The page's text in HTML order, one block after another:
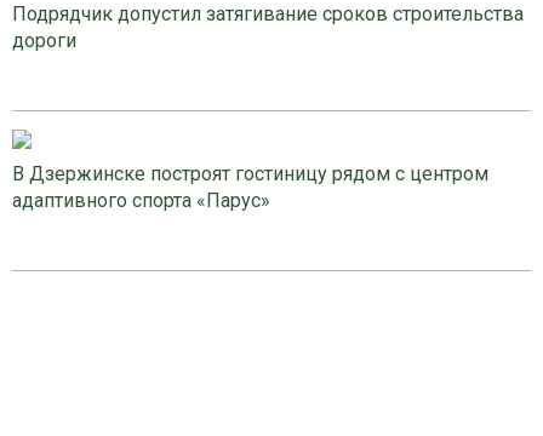
Подрядчик допустил затягивание сроков строительства
дороги
В Дзержинске построят гостиницу рядом с центром
адаптивного спорта «Парус»